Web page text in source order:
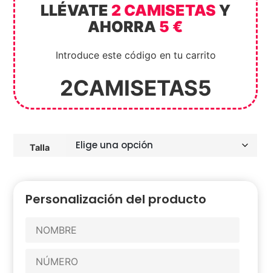
LLÉVATE 2 CAMISETAS Y
AHORRA 5 €
Introduce este código en tu carrito
2CAMISETAS5
Talla
Personalización del producto